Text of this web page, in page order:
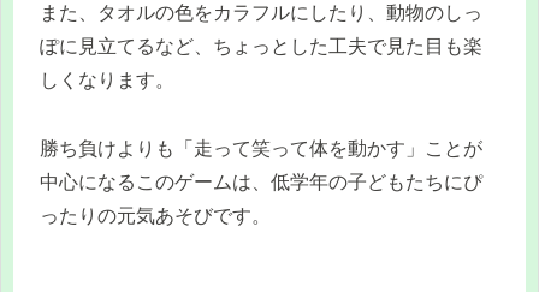
また、タオルの色をカラフルにしたり、動物のしっ
ぽに見立てるなど、ちょっとした工夫で見た目も楽
しくなります。
勝ち負けよりも「走って笑って体を動かす」ことが
中心になるこのゲームは、低学年の子どもたちにぴ
ったりの元気あそびです。